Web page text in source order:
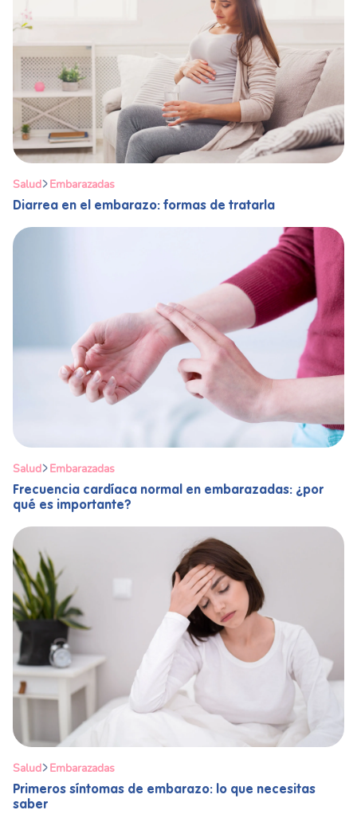
Salud Embarazadas
Diarrea en el embarazo: formas de tratarla
Salud Embarazadas
Frecuencia cardíaca normal en embarazadas: ¿por
qué es importante?
Salud Embarazadas
Primeros síntomas de embarazo: lo que necesitas
saber